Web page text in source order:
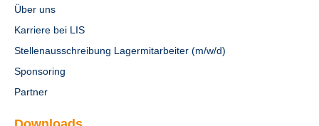
Über uns
Karriere bei LIS
Stellenausschreibung Lagermitarbeiter (m/w/d)
Sponsoring
Partner